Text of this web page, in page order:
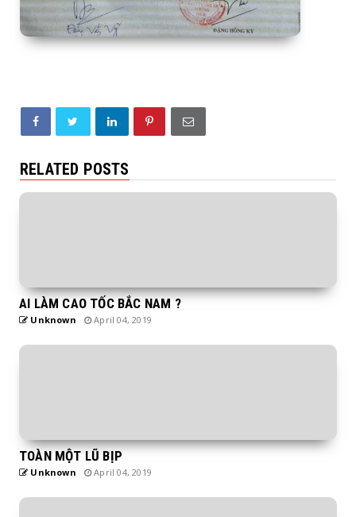
RELATED POSTS
AI LÀM CAO TỐC BẮC NAM ?
Unknown April 04, 2019
TOÀN MỘT LŨ BỊP
Unknown April 04, 2019